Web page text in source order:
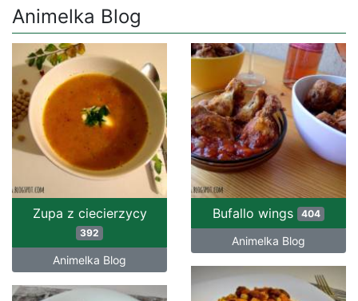
Animelka Blog
Zupa z ciecierzycy
392
Animelka Blog
Bufallo wings 404
Animelka Blog